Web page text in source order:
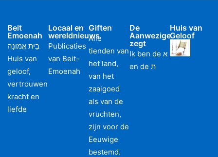
Beit
Emoenah
בַיִת אֱמוּנָה
Huis van
geloof,
vertrouwen
kracht en
liefde
Locaal en
wereldnieuws
Publicaties
van Beit-
Emoenah
Giften
Alle
tienden van
het land,
van het
zaaigoed
als van de
vruchten,
zijn voor de
Eeuwige
bestemd.
De
Aanwezige
zegt
Ik ben de א
en de ת
Huis van
Geloof